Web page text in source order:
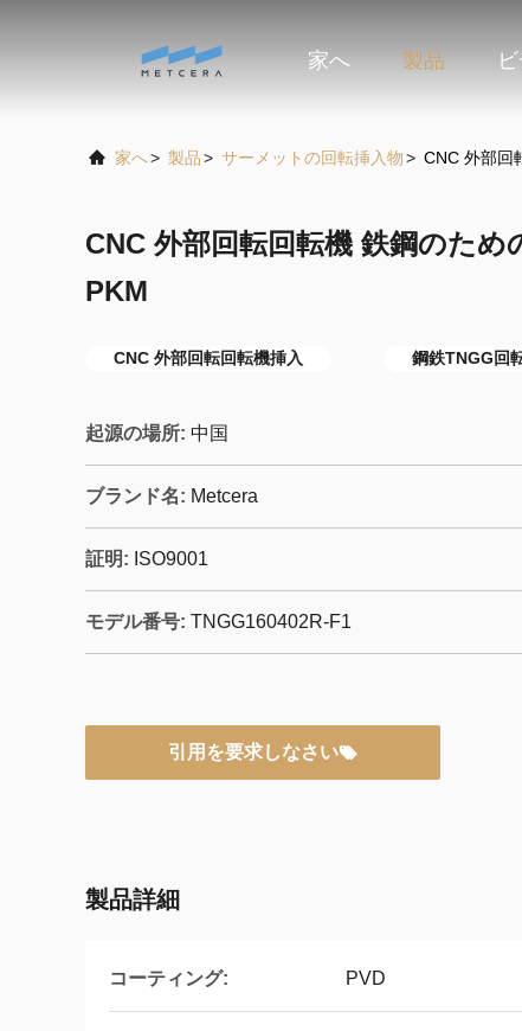
家へ 製品
家へ> 製品> サーメットの回転挿入物> CNC 外部回
CNC 外部回転回転機 鉄鋼のため
PKM
CNC 外部回転回転機挿入 鋼鉄TNGG回
起源の場所: 中国
ブランド名: Metcera
証明: ISO9001
モデル番号: TNGG160402R-F1
引用を要求しなさい
製品詳細
コーティング: PVD